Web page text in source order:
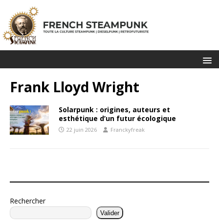
Frank Lloyd Wright
Solarpunk : origines, auteurs et
esthétique d’un futur écologique
22 juin 2026 Franckyfreak
Rechercher
Valider